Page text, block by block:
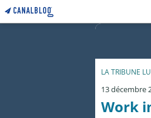
LA TRIBUNE
13 décembre
Work